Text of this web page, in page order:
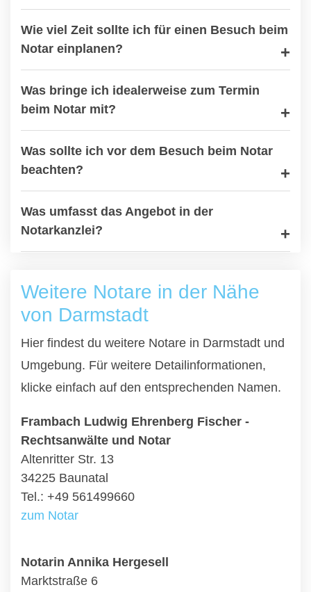
Wie viel Zeit sollte ich für einen Besuch beim
Notar einplanen?
Was bringe ich idealerweise zum Termin
beim Notar mit?
Was sollte ich vor dem Besuch beim Notar
beachten?
Was umfasst das Angebot in der
Notarkanzlei?
Weitere Notare in der Nähe
von Darmstadt
Hier findest du weitere Notare in Darmstadt und
Umgebung. Für weitere Detailinformationen,
klicke einfach auf den entsprechenden Namen.
Frambach Ludwig Ehrenberg Fischer -
Rechtsanwälte und Notar
Altenritter Str. 13
34225 Baunatal
Tel.: +49 561499660
zum Notar
Notarin Annika Hergesell
Marktstraße 6